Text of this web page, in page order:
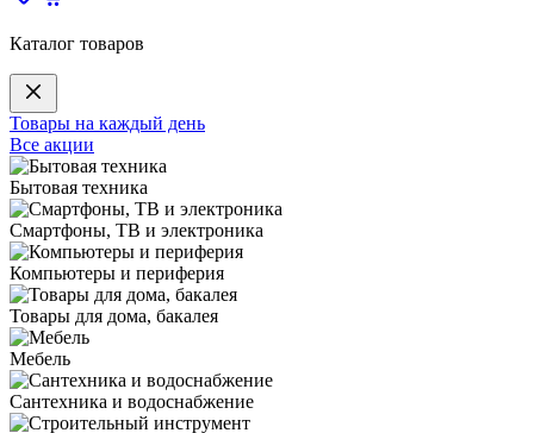
Каталог товаров
Товары на каждый день
Все акции
Бытовая техника
Смартфоны, ТВ и электроника
Компьютеры и периферия
Товары для дома, бакалея
Мебель
Сантехника и водоснабжение